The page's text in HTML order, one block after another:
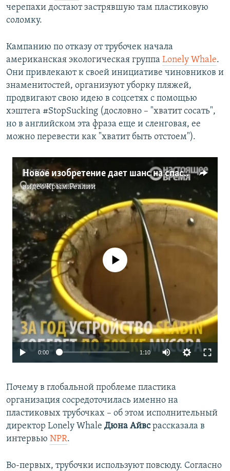
черепахи достают застрявшую там пластиковую
соломку.
Кампанию по отказу от трубочек начала
американская экологическая группа Lonely Whale.
Они привлекают к своей инициативе чиновников и
знаменитостей, организуют уборку пляжей,
продвигают свою идею в соцсетях с помощью
хэштега #StopSucking (дословно – "хватит сосать",
но в английском эта фраза еще и сленговая, ее
можно перевести как "хватит быть отстоем").
Новое изобретение дает шанс на спасение мирового океана от загрязнения (видео)
видеоКрым.Реалии
No media source currently available
0:00 1:10
Почему в глобальной проблеме пластика
организация сосредоточилась именно на
пластиковых трубочках – об этом исполнительный
директор Lonely Whale Дюна Айвсрассказала в
интервью NPR.
Во-первых, трубочки используют повсюду. Согласно